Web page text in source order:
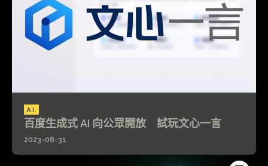
A.I.
百度生成式 AI 向公眾開放 試玩文心一言
2023-08-31